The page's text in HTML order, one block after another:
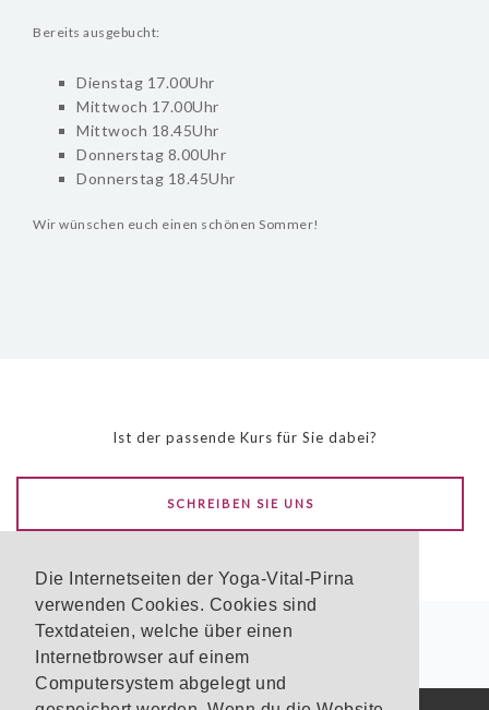
Die Internetseiten der Yoga-Vital-Pirna
verwenden Cookies. Cookies sind
Textdateien, welche über einen
Internetbrowser auf einem
Computersystem abgelegt und
Bereits ausgebucht:
Dienstag 17.00Uhr
Mittwoch 17.00Uhr
Mittwoch 18.45Uhr
Donnerstag 8.00Uhr
Donnerstag 18.45Uhr
Wir wünschen euch einen schönen Sommer!
Ist der passende Kurs für Sie dabei?
SCHREIBEN SIE UNS